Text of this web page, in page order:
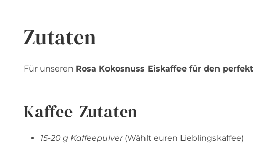
Zutaten
Für unseren Rosa Kokosnuss Eiskaffee für den
Kaffee-Zutaten
15-20 g Kaffeepulver(Wählt euren Lieblingskaffee)